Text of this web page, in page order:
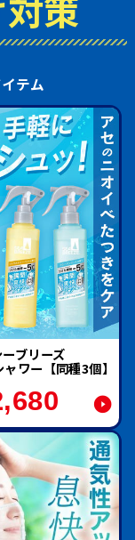
テム
ーブリーズ
ワー【同種3個】